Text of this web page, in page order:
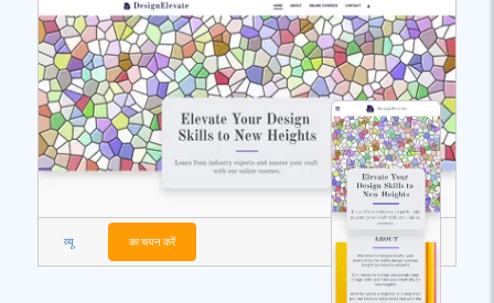
व्यू का चयन करें